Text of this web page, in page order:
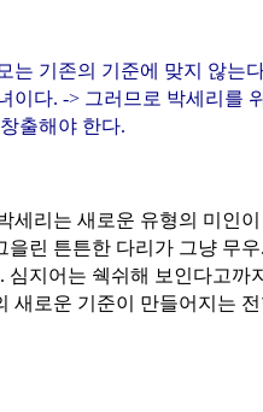
는 기존의 기준에 맞지 않는
이다. -> 그러므로 박세리를
출해야 한다.
세리는 새로운 유형의 미인
을린 튼튼한 다리가 그냥 무
심지어는 쉑쉬해 보인다고까
새로운 기준이 만들어지는